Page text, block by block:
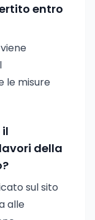
entro
le misure
della
sul sito
alle